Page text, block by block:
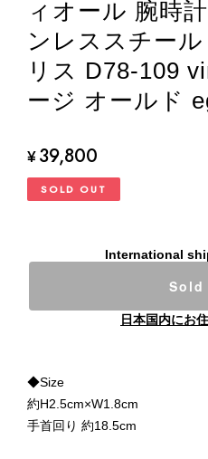
ィオール 腕時
ンレススチー
リス D78-109
ージ オールド
¥39,800
SOLD OUT
International
Sold
日本国内にお
◆Size
約H2.5cm×W1.8cm
手首回り 約18.5cm